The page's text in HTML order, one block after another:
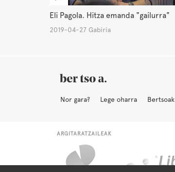
Eli Pagola. Hitza emanda "gailurra"
2019-04-27 Gabiria
Nor gara? Lege oharra Bertsoak
ARGITARATZAILEAK